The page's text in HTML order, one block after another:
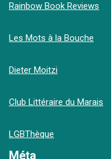
Rainbow Book Reviews
Les Mots à la Bouche
Dieter Moitzi
Club Littéraire du Marais
LGBThèque
Méta